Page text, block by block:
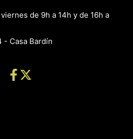
de 9h a 14h y de 16h a
- Casa Bardín